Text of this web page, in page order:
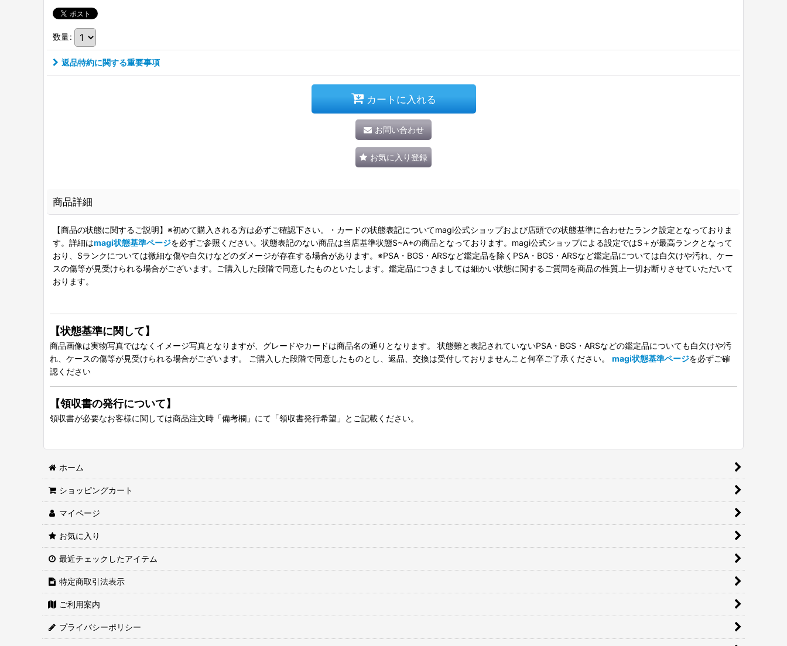
数量:
返品特約に関する重要事項
カートに入れる
お問い合わせ
お気に入り登録
商品詳細
【商品の状態に関するご説明】※初めて購入される方は必ずご確認下さい。・カードの状態表記についてmagi公式ショップおよび店頭での状態基準に合わせたランク設定となっておりま
す。詳細はmagi状態基準ページを必ずご参照ください。状態表記のない商品は当店基準状態S~A+の商品となっております。magi公式ショップによる設定ではS＋が最高ランクとなって
おり、Sランクについては微細な傷や白欠けなどのダメージが存在する場合があります。※PSA・BGS・ARSなど鑑定品を除くPSA・BGS・ARSなど鑑定品については白欠けや汚れ、ケー
スの傷等が見受けられる場合がございます。ご購入した段階で同意したものといたします。鑑定品につきましては細かい状態に関するご質問を商品の性質上一切お断りさせていただいて
おります。
【状態基準に関して】
商品画像は実物写真ではなくイメージ写真となりますが、グレードやカードは商品名の通りとなります。 状態難と表記されていないPSA・BGS・ARSなどの鑑定品についても白欠けや汚
れ、ケースの傷等が見受けられる場合がございます。 ご購入した段階で同意したものとし、返品、交換は受付しておりませんこと何卒ご了承ください。 magi状態基準ページを必ずご確
認ください
【領収書の発行について】
領収書が必要なお客様に関しては商品注文時「備考欄」にて「領収書発行希望」とご記載ください。
ホーム
ショッピングカート
マイページ
お気に入り
最近チェックしたアイテム
特定商取引法表示
ご利用案内
プライバシーポリシー